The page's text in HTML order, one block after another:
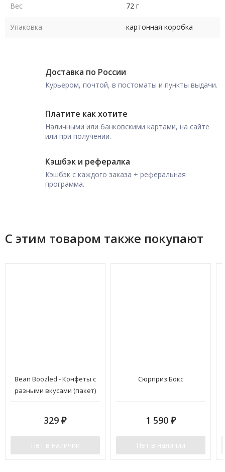
Вес 72 г
Упаковка картонная коробка
Доставка по России
Курьером, почтой, в постоматы и пункты выдачи.
Платите как хотите
Наличными или банковскими картами, на сайте
или при получении.
Кэшбэк и рефералка
Кэшбэк с каждого заказа + реферальная
программа.
С этим товаром также покупают
Bean Boozled - Конфеты с
разными вкусами (пакет)
329 ₽
Нет в наличии
Сюрприз Бокс
1 590 ₽
Нет в наличии